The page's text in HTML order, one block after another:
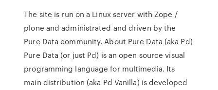
The site is run on a Linux server with Zope /
plone and administrated and driven by the
Pure Data community. About Pure Data (aka Pd)
Pure Data (or just Pd) is an open source visual
programming language for multimedia. Its
main distribution (aka Pd Vanilla) is developed